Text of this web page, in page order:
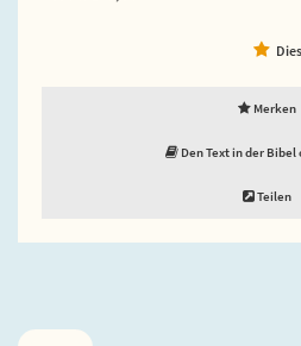
Merken
Den Text in der
Teilen